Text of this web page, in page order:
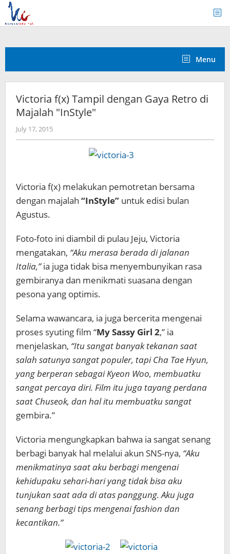
Skip
content
Menu
Victoria f(x) Tampil dengan Gaya Retro di
Majalah "InStyle"
July 17, 2015by
Koreanindo
Victoria f(x) melakukan pemotretan bersama
dengan majalah “InStyle” untuk edisi bulan
Agustus.
Foto-foto ini diambil di pulau Jeju, Victoria
mengatakan, “Aku merasa berada di jalanan
Italia,”ia juga tidak bisa menyembunyikan rasa
gembiranya dan menikmati suasana dengan
pesona yang optimis.
Selama wawancara, ia juga bercerita mengenai
proses syuting film “My Sassy Girl 2,” ia
menjelaskan, “Itu sangat banyak tekanan saat
salah satunya sangat populer, tapi Cha Tae Hyun,
yang berperan sebagai Kyeon Woo, membuatku
sangat percaya diri. Film itu juga tayang perdana
saat Chuseok, dan hal itu membuatku sangat
gembira.”
Victoria mengungkapkan bahwa ia sangat senang
berbagi banyak hal melalui akun SNS-nya, “Aku
menikmatinya saat aku berbagi mengenai
kehidupaku sehari-hari yang tidak bisa aku
tunjukan saat ada di atas panggung. Aku juga
senang berbagi tips mengenai fashion dan
kecantikan.”